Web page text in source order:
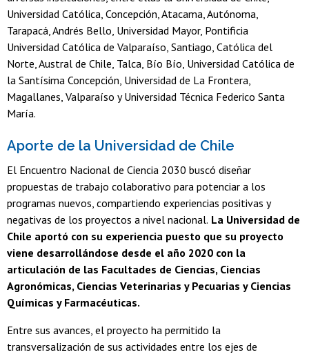
Universidad Católica, Concepción, Atacama, Autónoma,
Tarapacá, Andrés Bello, Universidad Mayor, Pontificia
Universidad Católica de Valparaíso, Santiago, Católica del
Norte, Austral de Chile, Talca, Bío Bío, Universidad Católica de
la Santísima Concepción, Universidad de La Frontera,
Magallanes, Valparaíso y Universidad Técnica Federico Santa
María.
Aporte de la Universidad de Chile
El Encuentro Nacional de Ciencia 2030 buscó diseñar
propuestas de trabajo colaborativo para potenciar a los
programas nuevos, compartiendo experiencias positivas y
negativas de los proyectos a nivel nacional. La Universidad de
Chile aportó con su experiencia puesto que su proyecto
viene desarrollándose desde el año 2020 con la
articulación de las Facultades de Ciencias, Ciencias
Agronómicas, Ciencias Veterinarias y Pecuarias y Ciencias
Químicas y Farmacéuticas.
Entre sus avances, el proyecto ha permitido la
transversalización de sus actividades entre los ejes de